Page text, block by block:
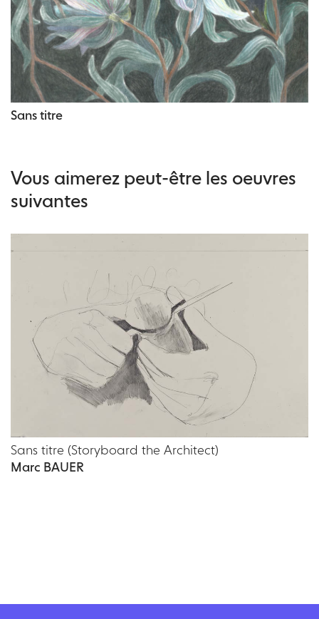
Sans titre
Vous aimerez peut-être les oeuvres
suivantes
Sans titre (Storyboard the Architect)
Marc BAUER